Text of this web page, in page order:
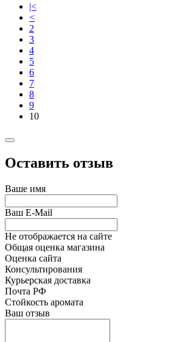
|<
<
2
3
4
5
6
7
8
9
10
Оставить отзыв
Ваше имя
Ваш E-Mail
Не отображается на сайте
Общая оценка магазина
Оценка сайта
Консультирования
Курьерская доставка
Почта РФ
Стойкость аромата
Ваш отзыв